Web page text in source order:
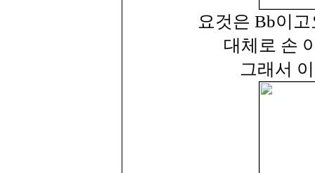
요것은 Bb이
대체로 손
그래서